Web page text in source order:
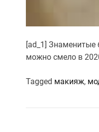
[ad_1]
можно смело в
Tagged макияж,